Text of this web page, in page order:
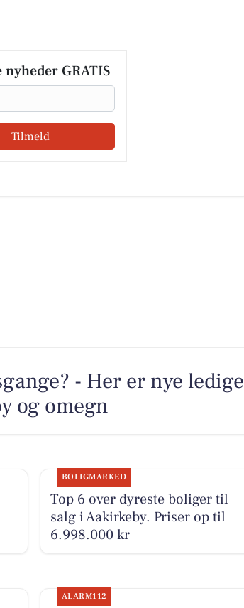
nyheder GRATIS
Tilmeld
- Her er nye ledige
og omegn
BOLIGMARKED
Top 6 over dyreste boliger til
salg i Aakirkeby. Priser op til
6.998.000 kr
ALARM112